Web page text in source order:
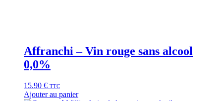
Affranchi – Vin rouge sans alcool
0,0%
15.90 € TTC
Ajouter au panier